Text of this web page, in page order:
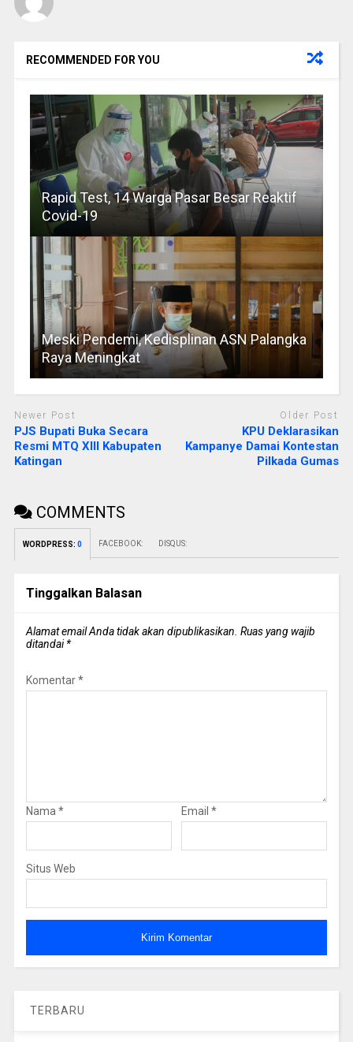
RECOMMENDED FOR YOU
Rapid Test, 14 Warga Pasar Besar Reaktif
Covid-19
Meski Pendemi, Kedisplinan ASN Palangka
Raya Meningkat
Newer Post
PJS Bupati Buka Secara
Resmi MTQ XIII Kabupaten
Katingan
Older Post
KPU Deklarasikan
Kampanye Damai Kontestan
Pilkada Gumas
COMMENTS
WORDPRESS: 0 FACEBOOK: DISQUS:
Tinggalkan Balasan
Alamat email Anda tidak akan dipublikasikan. Ruas yang wajib
ditandai*
Komentar*
Nama* Email *
Situs Web
TERBARU